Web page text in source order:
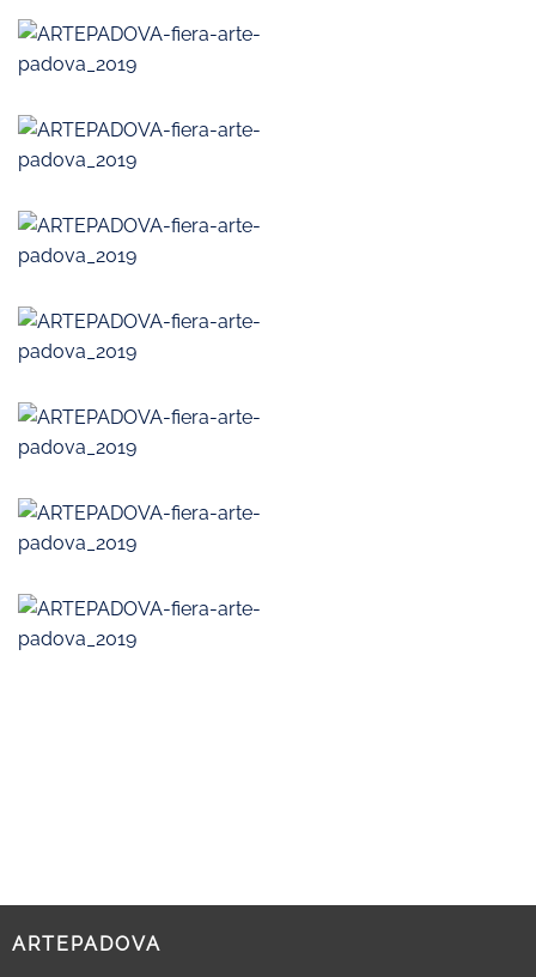
ARTEPADOVA